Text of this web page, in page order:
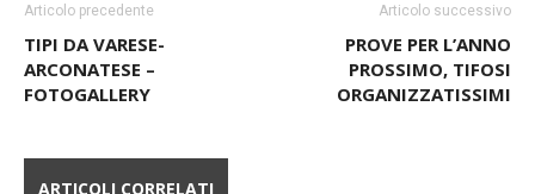
Articolo precedente
TIPI DA VARESE-
ARCONATESE –
FOTOGALLERY
Articolo successivo
PROVE PER L’ANNO
PROSSIMO, TIFOSI
ORGANIZZATISSIMI
ARTICOLI CORRELATI